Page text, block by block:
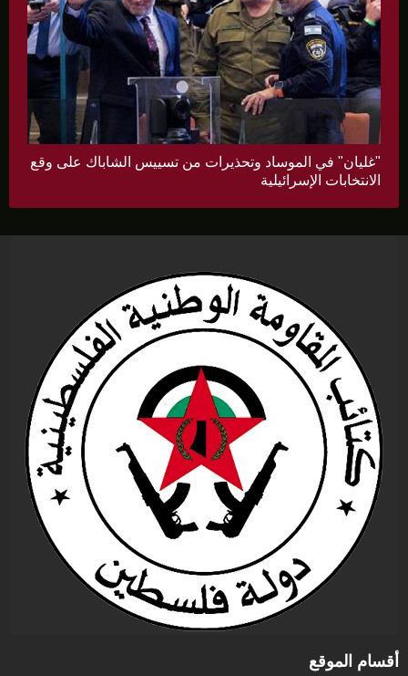
"غليان" في الموساد وتحذيرات من تسييس الشاباك على وقع
الانتخابات الإسرائيلية
أقسام الموقع